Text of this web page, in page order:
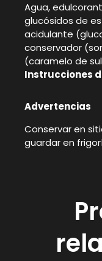
Agua,
glucósidos de
acidulante
conservador
(caramelo de
Instrucciones
Advertencias
Conservar en
guardar en